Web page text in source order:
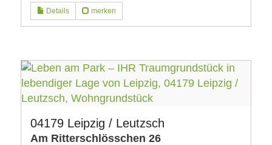
Details merken
04179 Leipzig / Leutzsch
Am Ritterschlösschen 26